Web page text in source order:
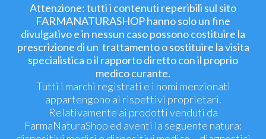
Attenzione: tutti i contenuti reperibili sul sito
FARMANATURASHOP hanno solo un fine
divulgativo e in nessun caso possono costituire la
prescrizione di un trattamento o sostituire la visita
specialistica o il rapporto diretto con il proprio
medico curante.
Tutti i marchi registrati e i nomi menzionati
appartengono ai rispettivi proprietari.
Relativamente ai prodotti venduti da
FarmaNaturaShop ed aventi la seguente natura: